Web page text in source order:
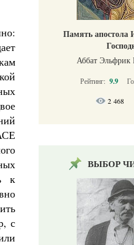
к
с
Память апостола
Аббат Эльфрик
Рейтинг: 9.9
2 468
ВЫБОР